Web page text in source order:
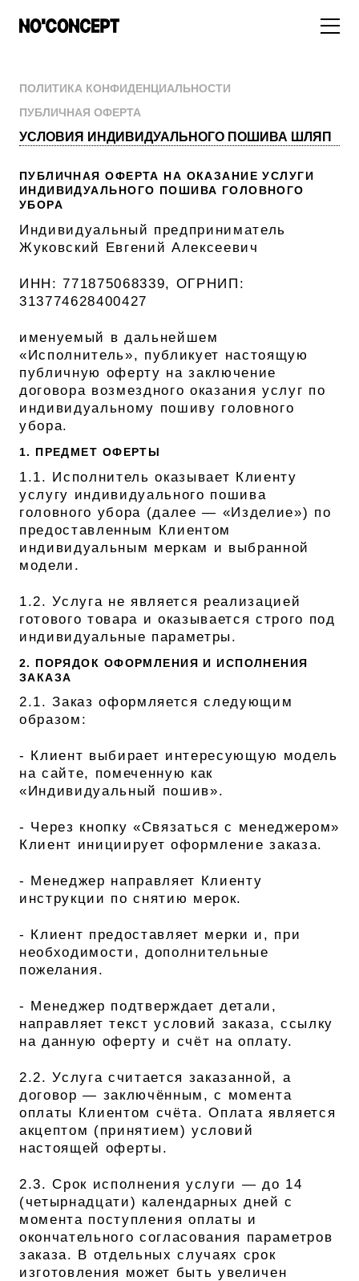
ПОЛИТИКА КОНФИДЕНЦИАЛЬНОСТИ
ПУБЛИЧНАЯ ОФЕРТА
УСЛОВИЯ ИНДИВИДУАЛЬНОГО ПОШИВА ШЛЯП
ПУБЛИЧНАЯ ОФЕРТА НА ОКАЗАНИЕ УСЛУГИ
ИНДИВИДУАЛЬНОГО ПОШИВА ГОЛОВНОГО
УБОРА
Индивидуальный предприниматель
Жуковский Евгений Алексеевич
ИНН: 771875068339, ОГРНИП:
313774628400427
именуемый в дальнейшем
«Исполнитель», публикует настоящую
публичную оферту на заключение
договора возмездного оказания услуг по
индивидуальному пошиву головного
убора.
1. ПРЕДМЕТ ОФЕРТЫ
1.1. Исполнитель оказывает Клиенту
услугу индивидуального пошива
головного убора (далее — «Изделие») по
предоставленным Клиентом
индивидуальным меркам и выбранной
модели.
1.2. Услуга не является реализацией
готового товара и оказывается строго под
индивидуальные параметры.
2. ПОРЯДОК ОФОРМЛЕНИЯ И ИСПОЛНЕНИЯ
ЗАКАЗА
2.1. Заказ оформляется следующим
образом:
- Клиент выбирает интересующую модель
на сайте, помеченную как
«Индивидуальный пошив».
- Через кнопку «Связаться с менеджером»
Клиент инициирует оформление заказа.
- Менеджер направляет Клиенту
инструкции по снятию мерок.
- Клиент предоставляет мерки и, при
необходимости, дополнительные
пожелания.
- Менеджер подтверждает детали,
направляет текст условий заказа, ссылку
на данную оферту и счёт на оплату.
2.2. Услуга считается заказанной, а
договор — заключённым, с момента
оплаты Клиентом счёта. Оплата является
акцептом (принятием) условий
настоящей оферты.
2.3. Срок исполнения услуги — до 14
(четырнадцати) календарных дней с
момента поступления оплаты и
окончательного согласования параметров
заказа. В отдельных случаях срок
изготовления может быть увеличен
МУЖСКОЕ
НОВИНКИ
ДЛЯ ОСОБОГО СЛУЧАЯ
ФУТБОЛКИ И ЛОНГСЛИВЫ
ШОРТЫ
БРЮКИ И ДЖИНСЫ
ХУДИ И СВИТШОТЫ
ВЕРХНЯЯ ОДЕЖДА
СВИТЕРА И КАРДИГАНЫ
СМОТРЕТЬ ВСЕ
БРЮКИ И ДЖИНСЫ
ПИДЖАКИ И РУБАШКИ
ХУДИ И СВИТШОТЫ
СМОТРЕТЬ ВСЕ
СКИДКИ
ПОДАРКИ